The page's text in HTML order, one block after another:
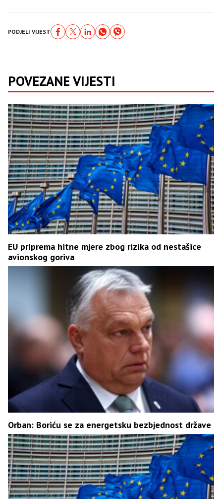
PODJELI VIJEST
POVEZANE VIJESTI
EU priprema hitne mjere zbog rizika od nestašice
avionskog goriva
Orban: Boriću se za energetsku bezbjednost države